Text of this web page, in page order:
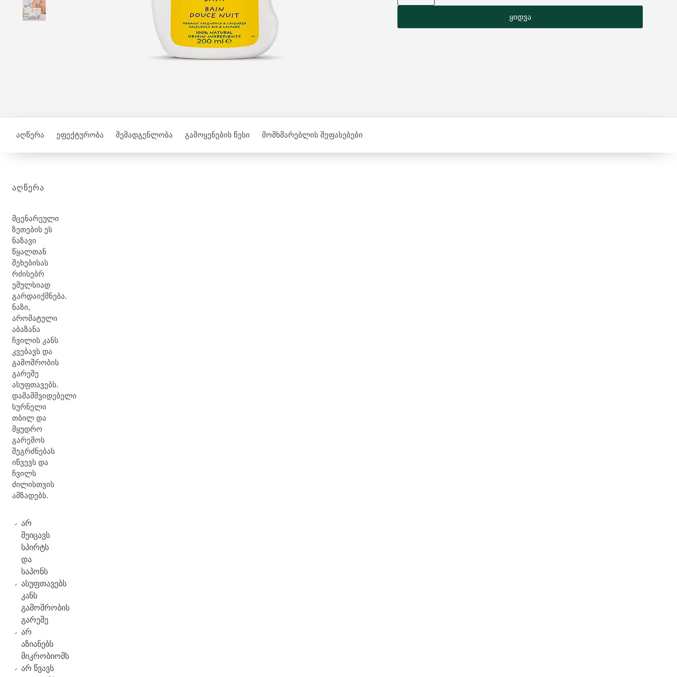
ყიდვა
აღწერა ეფექტურობა შემადგენლობა გამოყენების წესი მომხმარებლის შეფასებები
ᲐᲦᲬᲔᲠᲐ
მცენარეული
ზეთების ეს
ნაზავი
წყალთან
შეხებისას
რძისებრ
ემულსიად
გარდაიქმნება.
ნაზი,
არომატული
აბაზანა
ჩვილის კანს
კვებავს და
გამოშრობის
გარეშე
ასუფთავებს.
დამამშვიდებელი
სურნელი
თბილ და
მყუდრო
გარემოს
შეგრძნებას
იწვევს და
ჩვილს
ძილისთვის
ამზადებს.
არ
შეიცავს
სპირტს
და
საპონს
ასუფთავებს
კანს
გამოშრობის
გარეშე
არ
აზიანებს
მიკრობიომს
არ წვავს